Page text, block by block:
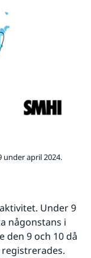
under april 2024.
Under 9
någonstans i
den 9 och 10 då